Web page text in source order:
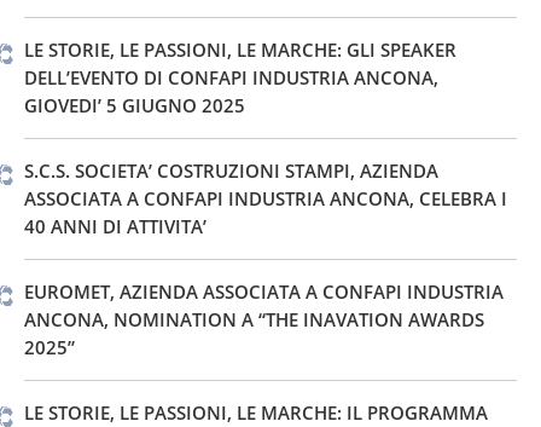
LE STORIE, LE PASSIONI, LE MARCHE: GLI SPEAKER
DELL’EVENTO DI CONFAPI INDUSTRIA ANCONA,
GIOVEDI’ 5 GIUGNO 2025
S.C.S. SOCIETA’ COSTRUZIONI STAMPI, AZIENDA
ASSOCIATA A CONFAPI INDUSTRIA ANCONA, CELEBRA I
40 ANNI DI ATTIVITA’
EUROMET, AZIENDA ASSOCIATA A CONFAPI INDUSTRIA
ANCONA, NOMINATION A “THE INAVATION AWARDS
2025”
LE STORIE, LE PASSIONI, LE MARCHE: IL PROGRAMMA